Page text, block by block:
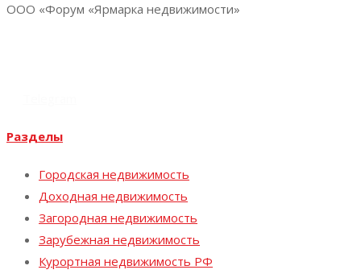
ООО «Форум «Ярмарка недвижимости»
Разделы
Городская недвижимость
Доходная недвижимость
Загородная недвижимость
Зарубежная недвижимость
Курортная недвижимость РФ